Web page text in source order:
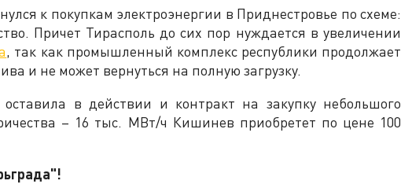
к покупкам электроэнергии в Приднестровье по схеме:
Причет Тирасполь до сих пор нуждается в увеличении
, так как промышленный комплекс республики продолжает
и не может вернуться на полную загрузку.
в действии и контракт на закупку небольшого
– 16 тыс. МВт/ч Кишинев приобретет по цене 100